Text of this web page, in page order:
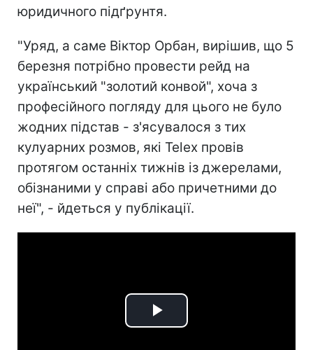
юридичного підґрунтя.
"Уряд, а саме Віктор Орбан, вирішив, що 5
березня потрібно провести рейд на
український "золотий конвой", хоча з
професійного погляду для цього не було
жодних підстав - з'ясувалося з тих
кулуарних розмов, які Telex провів
протягом останніх тижнів із джерелами,
обізнаними у справі або причетними до
неї", - йдеться у публікації.
Play